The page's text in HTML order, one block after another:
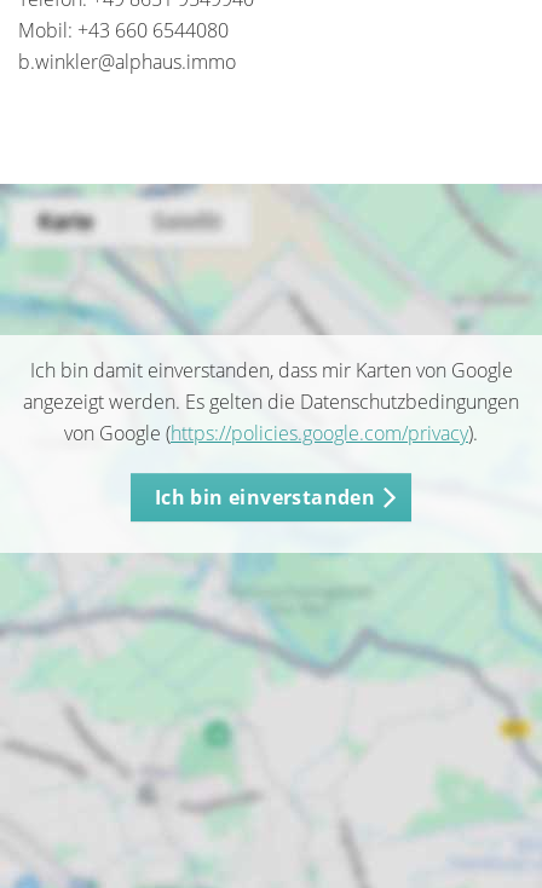
Mobil: +43 660 6544080
b.winkler@alphaus.immo
Ich bin damit einverstanden, dass mir Karten von Google
angezeigt werden. Es gelten die Datenschutzbedingungen
von Google (https://policies.google.com/privacy).
Ich bin einverstanden